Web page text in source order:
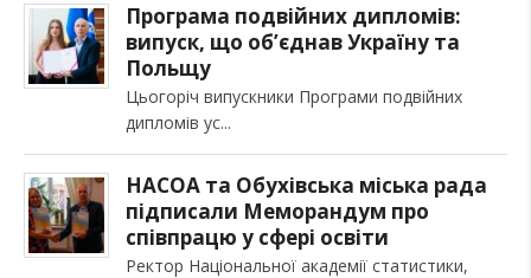
Програма подвійних дипломів:
випуск, що об’єднав Україну та
Польщу
Цьогоріч випускники Програми подвійних
дипломів ус
НАСОА та Обухівська міська рада
підписали Меморандум про
співпрацю у сфері освіти
Ректор Національної академії статистики,